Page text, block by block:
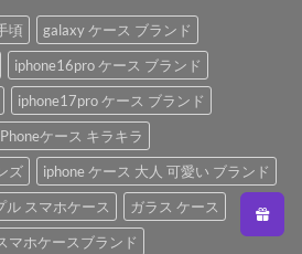
頃
galaxy ケース ブランド
iphone16pro ケース ブランド
iphone17pro ケース ブランド
ケース キラキラ
ズ
iphone ケース 大人 可愛い ブランド
ル スマホケース
ガラス ケース
マホケースブランド